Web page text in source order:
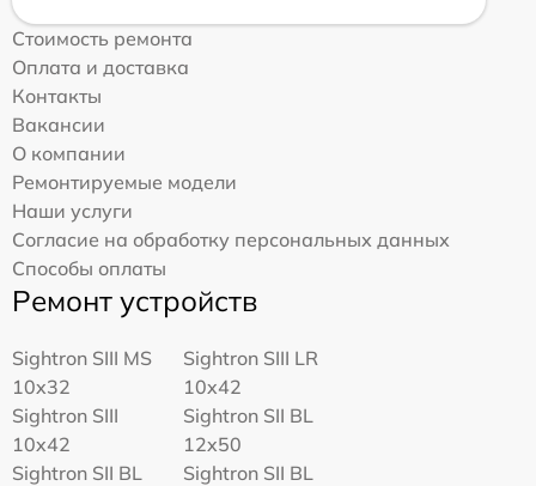
Стоимость ремонта
Оплата и доставка
Контакты
Вакансии
О компании
Ремонтируемые модели
Наши услуги
Согласие на обработку персональных данных
Способы оплаты
Ремонт устройств
Sightron SIII MS
10x32
Sightron SIII LR
10x42
Sightron SIII
10x42
Sightron SII BL
12x50
Sightron SII BL
Sightron SII BL